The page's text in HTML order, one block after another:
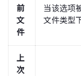
前
文
件
当该选项
文件类型
上
次